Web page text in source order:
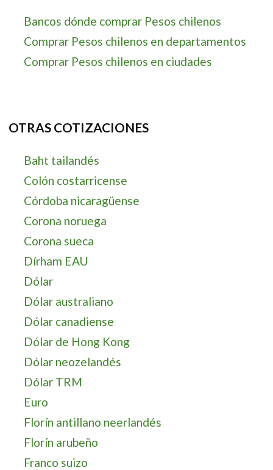
Bancos dónde comprar Pesos chilenos
Comprar Pesos chilenos en departamentos
Comprar Pesos chilenos en ciudades
OTRAS COTIZACIONES
Baht tailandés
Colón costarricense
Córdoba nicaragüense
Corona noruega
Corona sueca
Dírham EAU
Dólar
Dólar australiano
Dólar canadiense
Dólar de Hong Kong
Dólar neozelandés
Dólar TRM
Euro
Florín antillano neerlandés
Florín arubeño
Franco suizo